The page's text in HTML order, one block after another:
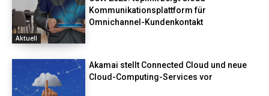
Aktuell
Kommunikationsplattform für
Omnichannel-Kundenkontakt
Akamai stellt Connected Cloud und neue
Cloud-Computing-Services vor